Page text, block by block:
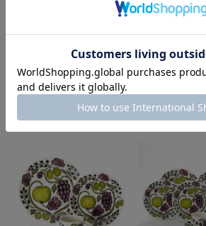
COMPONENT
このセットの構成商